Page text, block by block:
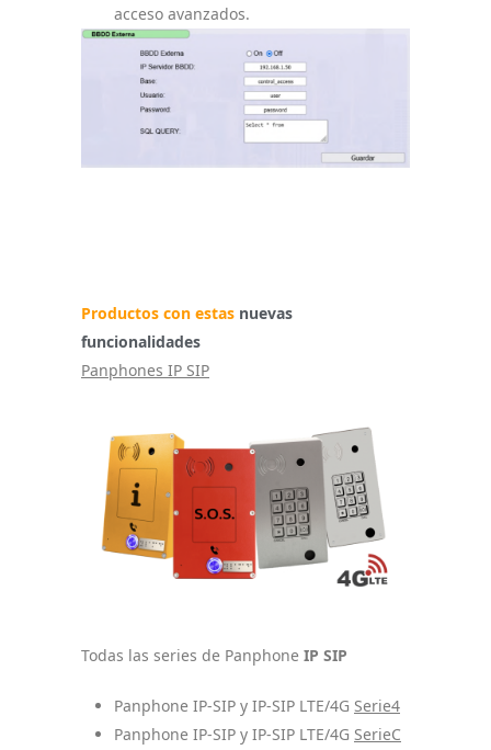
acceso avanzados.
Productos con estas nuevas
funcionalidades
Panphones IP SIP
Todas las series de Panphone IP SIP
Panphone IP-SIP y IP-SIP LTE/4G Serie4
Panphone IP-SIP y IP-SIP LTE/4G SerieC